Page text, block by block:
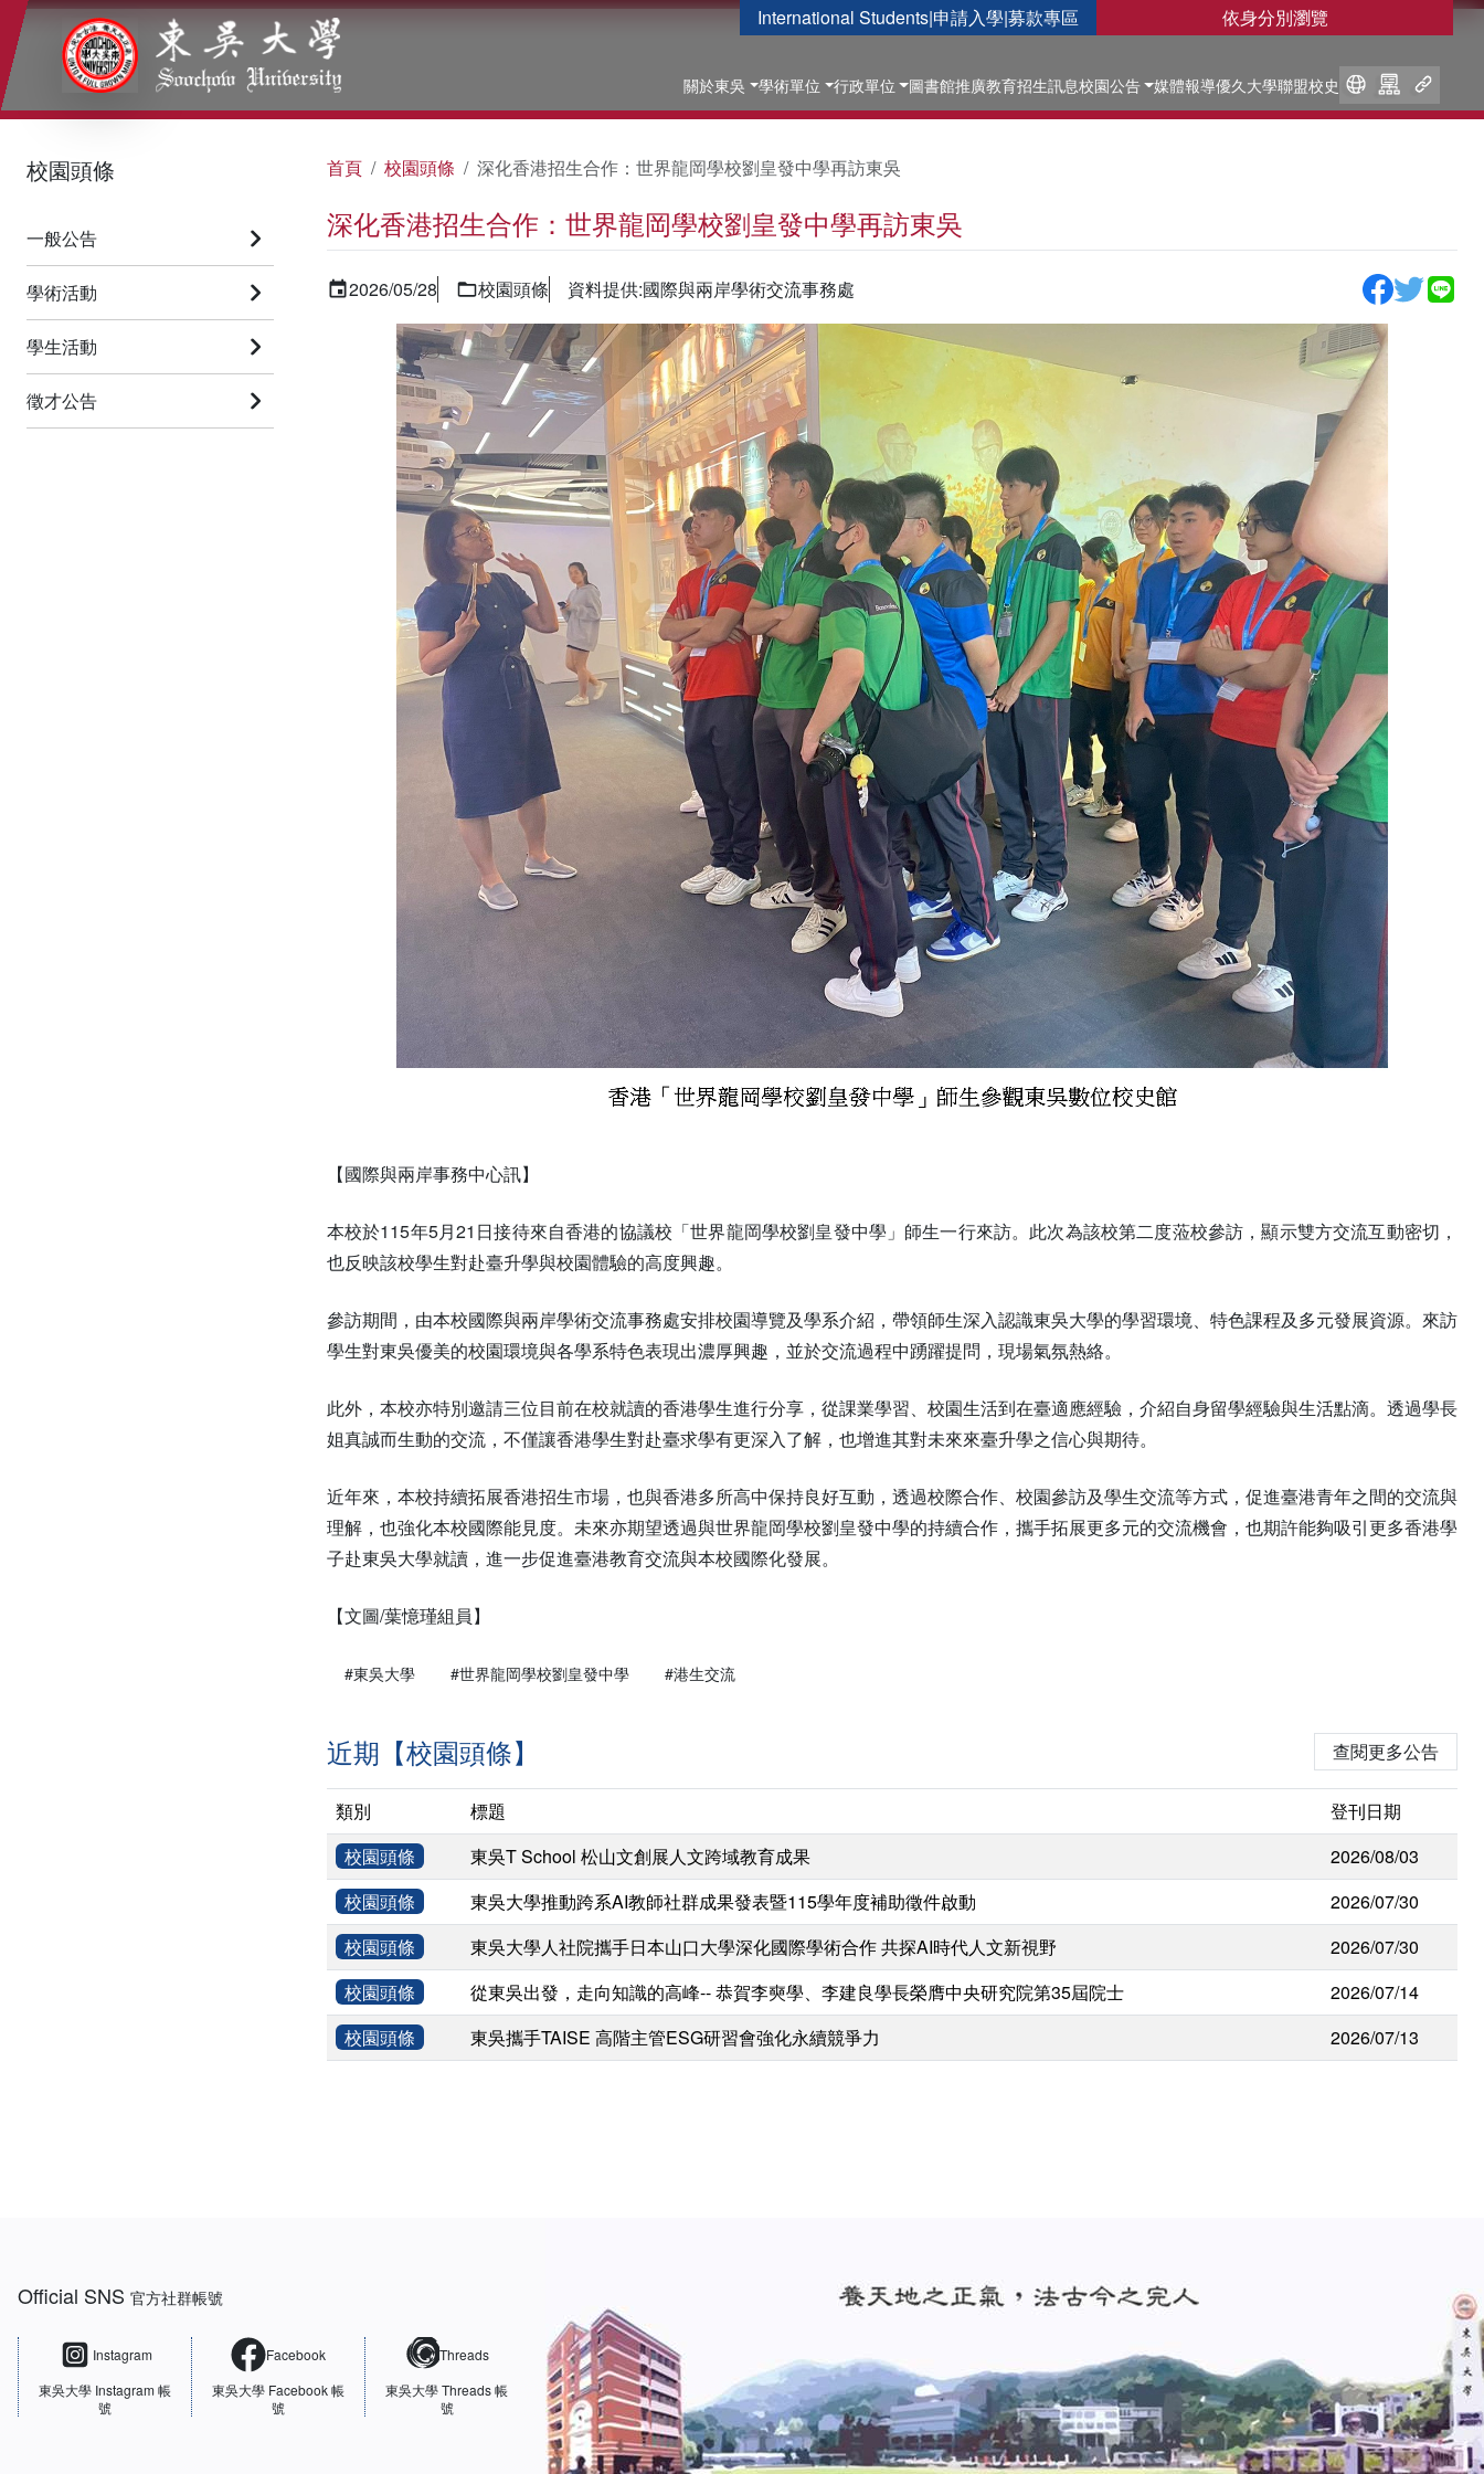
International Students|申請入學|募款專區 依身分別瀏覽
關於東吳 學術單位 行政單位 圖書館推廣教育招生訊息校園公告 媒體報導優久大學聯盟校史
:::
校園頭條
一般公告
學術活動
學生活動
徵才公告
首頁 校園頭條 深化香港招生合作：世界龍岡學校劉皇發中學再訪東吳
深化香港招生合作：世界龍岡學校劉皇發中學再訪東吳
2026/05/28 校園頭條 資料提供:國際與兩岸學術交流事務處
【國際與兩岸事務中心訊】
本校於115年5月21日接待來自香港的協議校「世界龍岡學校劉皇發中學」師生一行來訪。此次為該校第二度蒞校參訪，顯示雙方交流互動密切，
也反映該校學生對赴臺升學與校園體驗的高度興趣。
參訪期間，由本校國際與兩岸學術交流事務處安排校園導覽及學系介紹，帶領師生深入認識東吳大學的學習環境、特色課程及多元發展資源。來訪
學生對東吳優美的校園環境與各學系特色表現出濃厚興趣，並於交流過程中踴躍提問，現場氣氛熱絡。
此外，本校亦特別邀請三位目前在校就讀的香港學生進行分享，從課業學習、校園生活到在臺適應經驗，介紹自身留學經驗與生活點滴。透過學長
姐真誠而生動的交流，不僅讓香港學生對赴臺求學有更深入了解，也增進其對未來來臺升學之信心與期待。
近年來，本校持續拓展香港招生市場，也與香港多所高中保持良好互動，透過校際合作、校園參訪及學生交流等方式，促進臺港青年之間的交流與
理解，也強化本校國際能見度。未來亦期望透過與世界龍岡學校劉皇發中學的持續合作，攜手拓展更多元的交流機會，也期許能夠吸引更多香港學
子赴東吳大學就讀，進一步促進臺港教育交流與本校國際化發展。
【文圖/葉憶瑾組員】
#東吳大學 #世界龍岡學校劉皇發中學 #港生交流
近期【校園頭條】 查閱更多公告
類別 標題
登刊日期
校園頭條
東吳T School 松山文創展人文跨域教育成果
2026/08/03
校園頭條
東吳大學推動跨系AI教師社群成果發表暨115學年度補助徵件啟動
2026/07/30
校園頭條
東吳大學人社院攜手日本山口大學深化國際學術合作 共探AI時代人文新視野
2026/07/30
校園頭條
從東吳出發，走向知識的高峰-- 恭賀李奭學、李建良學長榮膺中央研究院第35屆院士
2026/07/14
校園頭條
東吳攜手TAISE 高階主管ESG研習會強化永續競爭力 2026/07/13
Official SNS 官方社群帳號
Instagram
東吳大學 Instagram 帳
號
Facebook
東吳大學 Facebook 帳
號
Threads
東吳大學Threads 帳
號